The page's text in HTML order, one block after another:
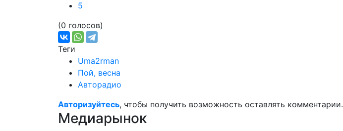
5
(0 голосов)
Теги
Uma2rman
Пой, весна
Авторадио
Авторизуйтесь, чтобы получить возможность оставлять комментарии.
Медиарынок